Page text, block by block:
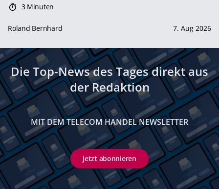
3 Minuten
Roland Bernhard 7. Aug 2026
Die Top-News des Tages direkt aus
der Redaktion
MIT DEM TELECOM HANDEL NEWSLETTER
Jetzt abonnieren